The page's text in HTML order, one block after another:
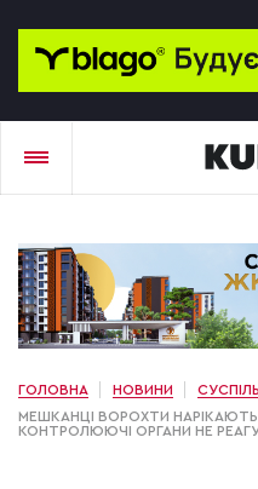
ГОЛОВНА НОВИНИ
МЕШКАНЦІ ВОРОХТИ
КОНТРОЛЮЮЧІ ОРГАНИ НЕ